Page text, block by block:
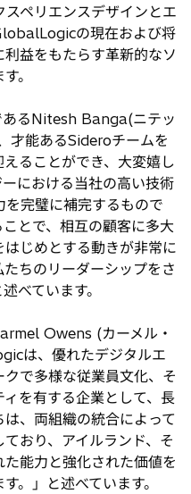
ペリエンスデザインとエ
の現在および将
益をもたらす革新的なソ
。
るNitesh Banga(ニテッ
才能あるSideroチームを
ることができ、大変嬉し
における当社の高い技術
完璧に補完するもので
とで、相互の顧客に多大
じめとする動きが非常に
ちのリーダーシップをさ
べています。
Owens (カーメル・
は、優れたデジタルエ
で多様な従業員文化、そ
を有する企業として、長
、両組織の統合によって
おり、アイルランド、そ
能力と強化された価値を
。」と述べています。